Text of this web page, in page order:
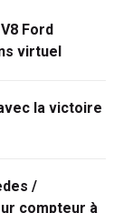
Ford
virtuel
la victoire
/
compteur à